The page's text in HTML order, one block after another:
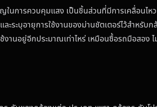
นการควบคุมแสง เป็นชิ้นส่วนที่มีการเคลื่อนไห
ระบุอายุการใช้งานของม่านชัตเตอร์ไว้สำหรั
านอยู่อีกประมาณเท่าไหร่ เหมือนซื้อรถมือสอง